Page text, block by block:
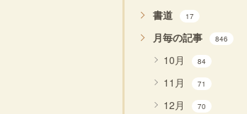
書道 17
月毎の記事 846
10月 84
11月 71
12月 70